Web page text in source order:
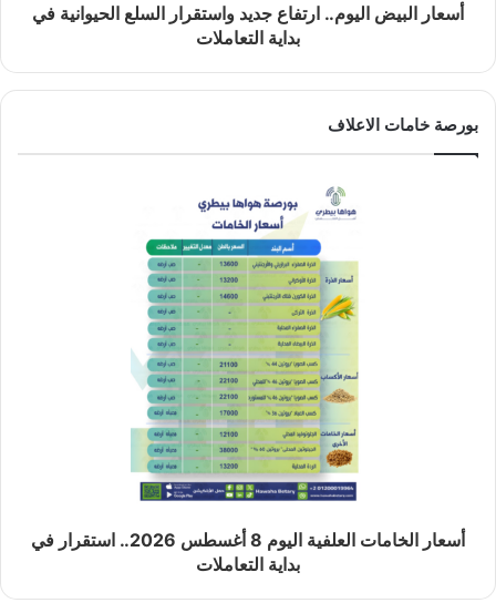
أسعار البيض اليوم.. ارتفاع جديد واستقرار السلع الحيوانية في
بداية التعاملات
بورصة خامات الاعلاف
أسعار الخامات العلفية اليوم 8 أغسطس 2026.. استقرار في
بداية التعاملات